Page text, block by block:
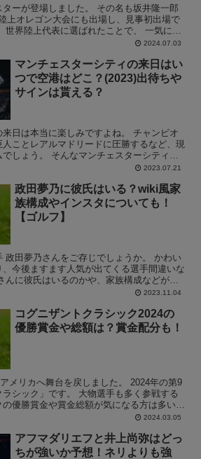
ーが登場しました。 その名も坂井隆一郎
上オレゴン大会にも出場し、見事初出場で
世界陸上代表に選ばれたことで、 一気に注
2024.07.03
マンチェスターシティの来日はい
つで空港はどこ？(2023)出待ちや
サインは貰える？
日は本当に楽しみですよね。 チャンピオ
ことレアルマドリードに圧勝するなど、現
しょう。 そんなマンチェスターシティは
どこの空港に到着するのか？等々気...2023.07.21
政田夢乃に彼氏はいる？wiki風家
族構成やインスタについても！
【ゴルフ】
政田夢乃さんをご存じでしょうか。 かわい
今後ますます人気が出てくる選手間違いな
んに彼氏はいるのかや、家族構成などが気
いでしょうか。 この記事では、... 2023.11.04
コグニザントクラシック2024の
優勝賞金や総額は？賞金配分も！
メリカへ舞台を戻しました。 2024年の第9
シック」です。 大物選手も多く参戦する
優勝賞金や賞金総額が気になる方は多いの
2024.03.05
アフマダリエフと井上尚弥はどっ
ちが強いか予想！ネリよりも強